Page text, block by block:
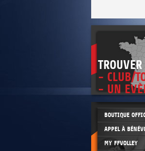
TROUVER
- CLUB/
- UN
BOUTIQUE
APPEL À
MY FFVOLLEY